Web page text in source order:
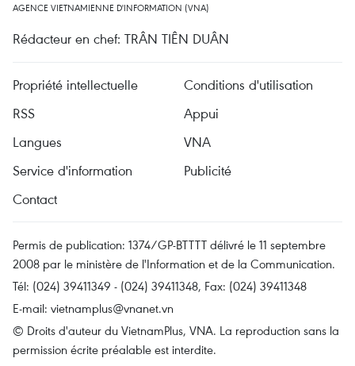
AGENCE VIETNAMIENNE D'INFORMATION (VNA)
Rédacteur en chef: TRÂN TIÊN DUÂN
Propriété intellectuelle
Conditions d'utilisation
RSS
Appui
Langues
VNA
Service d'information
Publicité
Contact
Permis de publication: 1374/GP-BTTTT délivré le 11 septembre
2008 par le ministère de l'Information et de la Communication.
Tél: (024) 39411349 - (024) 39411348, Fax: (024) 39411348
E-mail: vietnamplus@vnanet.vn
© Droits d'auteur du VietnamPlus, VNA. La reproduction sans la
permission écrite préalable est interdite.